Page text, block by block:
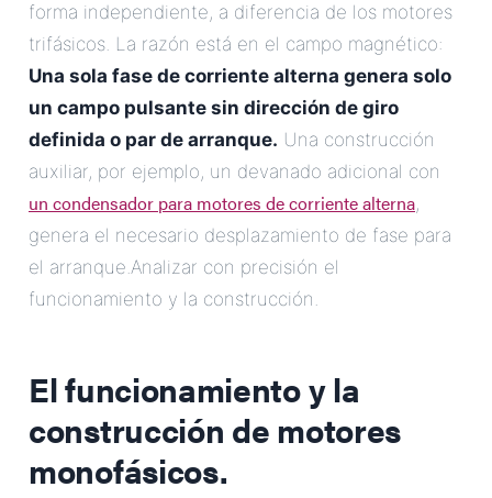
forma independiente, a diferencia de los motores
trifásicos. La razón está en el campo magnético:
Una sola fase de corriente alterna genera solo
un campo pulsante sin dirección de giro
definida o par de arranque. Una construcción
auxiliar, por ejemplo, un devanado adicional con
un condensador para motores de corriente alterna,
genera el necesario desplazamiento de fase para
el arranque.Analizar con precisión el
funcionamiento y la construcción.
El funcionamiento y la
construcción de motores
monofásicos.